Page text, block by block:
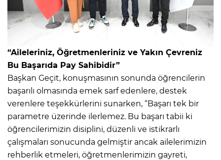
“Aileleriniz, Öğretmenleriniz ve Yakın Çevreniz
Bu Başarıda Pay Sahibidir”
Başkan Geçit, konuşmasının sonunda öğrencilerin
başarılı olmasında emek sarf edenlere, destek
verenlere teşekkürlerini sunarken, “Başarı tek bir
parametre üzerinde ilerlemez. Bu başarı tabii ki
öğrencilerimizin disiplini, düzenli ve istikrarlı
çalışmaları sonucunda gelmiştir ancak ailelerimizin
rehberlik etmeleri, öğretmenlerimizin gayreti,